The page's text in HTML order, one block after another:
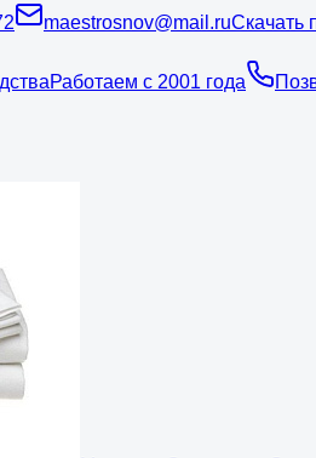
maestrosnov@mail.ruСкачать
Работаем с 2001 года